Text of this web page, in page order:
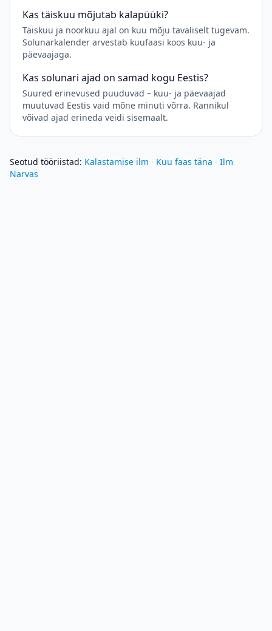
Kas täiskuu mõjutab kalapüüki?
Täiskuu ja noorkuu ajal on kuu mõju tavaliselt tugevam.
Solunarkalender arvestab kuufaasi koos kuu- ja
päevaajaga.
Kas solunari ajad on samad kogu Eestis?
Suured erinevused puuduvad – kuu- ja päevaajad
muutuvad Eestis vaid mõne minuti võrra. Rannikul
võivad ajad erineda veidi sisemaalt.
Seotud tööriistad: Kalastamise ilm · Kuu faas täna · Ilm
Narvas